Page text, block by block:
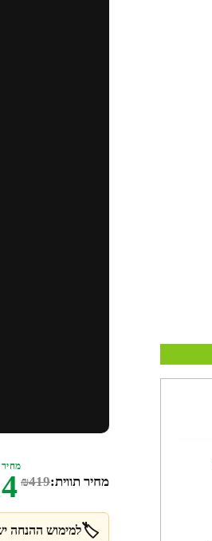
מחיר תווית: ₪419
🏷️למימוש ההנחה